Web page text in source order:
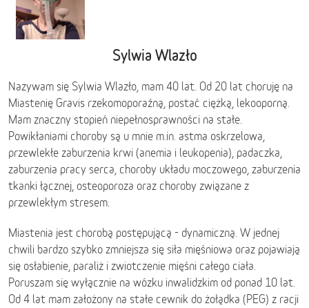
Sylwia Wlazło
Nazywam się Sylwia Wlazło, mam 40 lat. Od 20 lat choruję na
Miastenię Gravis rzekomoporaźną, postać ciężką, lekooporną.
Mam znaczny stopień niepełnosprawności na stałe.
Powikłaniami choroby są u mnie m.in. astma oskrzelowa,
przewlekłe zaburzenia krwi (anemia i leukopenia), padaczka,
zaburzenia pracy serca, choroby układu moczowego, zaburzenia
tkanki łącznej, osteoporoza oraz choroby związane z
przewlekłym stresem.
Miastenia jest chorobą postępującą - dynamiczną. W jednej
chwili bardzo szybko zmniejsza się siła mięśniowa oraz pojawiają
się osłabienie, paraliż i zwiotczenie mięśni całego ciała.
Poruszam się wyłącznie na wózku inwalidzkim od ponad 10 lat.
Od 4 lat mam założony na stałe cewnik do żołądka (PEG) z racji